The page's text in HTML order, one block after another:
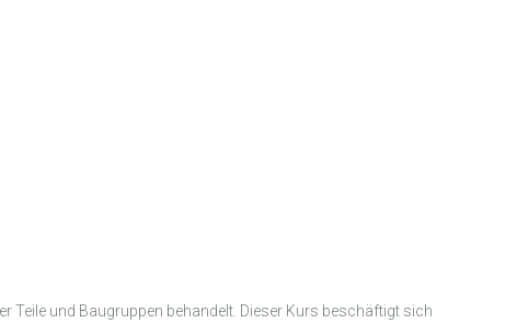
Teile und Baugruppen behandelt. Dieser Kurs beschäftigt sich